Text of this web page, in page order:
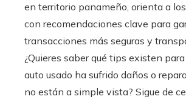
en territorio panameño, orienta a
con recomendaciones clave para
transacciones más seguras y
¿Quieres saber qué tips existen
auto usado ha sufrido daños o
no están a simple vista? Sigue de